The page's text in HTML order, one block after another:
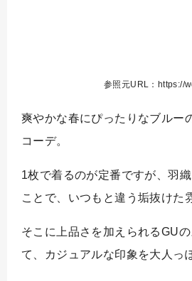
参照元URL：https://
爽やかな春にぴったりなブルー
コーデ。
1枚で着るのが定番ですが、羽
ことで、いつもと違う垢抜けた
そこに上品さを加えられるGU
て、カジュアルな印象を大人っ